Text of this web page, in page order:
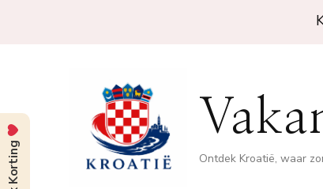
Ontdek Kroatië, waar